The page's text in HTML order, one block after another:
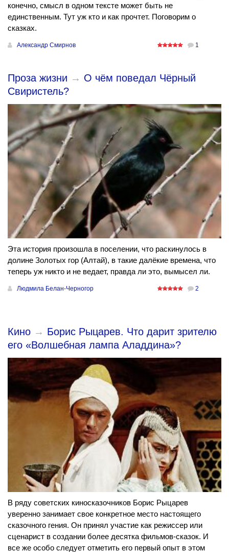
конечно, смысл в одном тексте может быть не
единственным. Тут уж кто и как прочтет. Поговорим о
сказках.
Александр Смирнов 1
Проза жизни → О чём поведал Чёрный
Свиристель?
Эта история произошла в поселении, что раскинулось в
долине Золотых гор (Алтай), в такие далёкие времена, что
теперь уж никто и не ведает, правда ли это, вымысел ли.
Людмила Белан-Черногор 2
Кино → Борис Рыцарев. Что дарит зрителю
его «Волшебная лампа Аладдина»?
В ряду советских киносказочников Борис Рыцарев
уверенно занимает свое конкретное место настоящего
сказочного гения. Он принял участие как режиссер или
сценарист в создании более десятка фильмов-сказок. И
все же особо следует отметить его первый опыт в этом